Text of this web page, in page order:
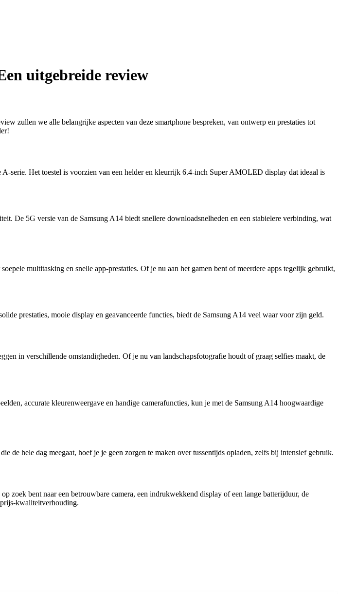
uitgebreide review
zullen we alle belangrijke aspecten van deze smartphone bespreken, van ontwerp en prestaties tot
serie. Het toestel is voorzien van een helder en kleurrijk 6.4-inch Super AMOLED display dat ideaal is
De 5G versie van de Samsung A14 biedt snellere downloadsnelheden en een stabielere verbinding, wat
multitasking en snelle app-prestaties. Of je nu aan het gamen bent of meerdere apps tegelijk gebruikt,
prestaties, mooie display en geavanceerde functies, biedt de Samsung A14 veel waar voor zijn geld.
in verschillende omstandigheden. Of je nu van landschapsfotografie houdt of graag selfies maakt, de
accurate kleurenweergave en handige camerafuncties, kun je met de Samsung A14 hoogwaardige
de hele dag meegaat, hoef je je geen zorgen te maken over tussentijds opladen, zelfs bij intensief gebruik.
zoek bent naar een betrouwbare camera, een indrukwekkend display of een lange batterijduur, de
prijs-kwaliteitverhouding.